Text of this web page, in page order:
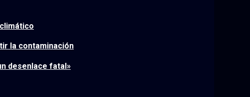
la contaminación
desenlace fatal»